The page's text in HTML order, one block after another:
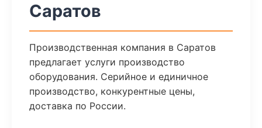
Саратов
Производственная компания в Саратов
предлагает услуги производство
оборудования. Серийное и единичное
производство, конкурентные цены,
доставка по России.